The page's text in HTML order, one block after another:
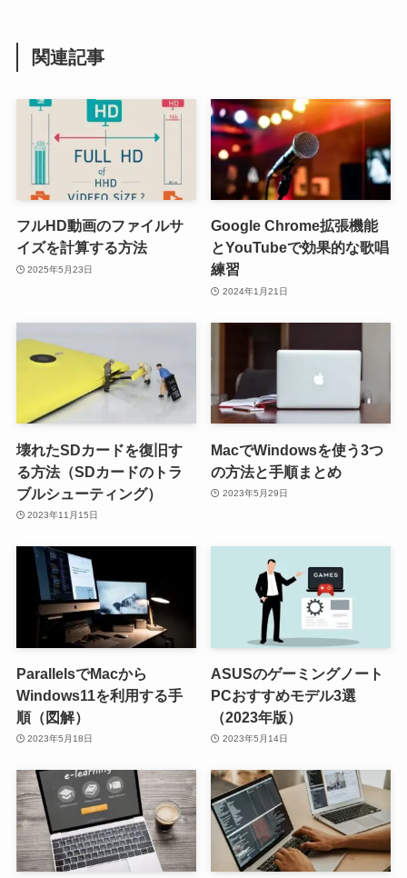
関連記事
フルHD動画のファイルサ
イズを計算する方法
2025年5月23日
Google Chrome拡張機能
とYouTubeで効果的な歌唱
練習
2024年1月21日
壊れたSDカードを復旧す
る方法（SDカードのトラ
ブルシューティング）
2023年11月15日
MacでWindowsを使う3つ
の方法と手順まとめ
2023年5月29日
ParallelsでMacから
Windows11を利用する手
順（図解）
2023年5月18日
ASUSのゲーミングノート
PCおすすめモデル3選
（2023年版）
2023年5月14日